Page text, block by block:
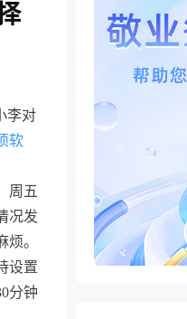
李对
软
周五
况发
。
设置
分钟